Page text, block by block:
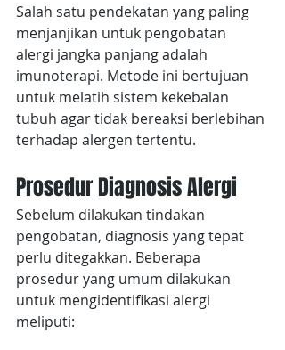
Salah satu pendekatan yang paling
menjanjikan untuk pengobatan
alergi jangka panjang adalah
imunoterapi. Metode ini bertujuan
untuk melatih sistem kekebalan
tubuh agar tidak bereaksi berlebihan
terhadap alergen tertentu.
Prosedur Diagnosis Alergi
Sebelum dilakukan tindakan
pengobatan, diagnosis yang tepat
perlu ditegakkan. Beberapa
prosedur yang umum dilakukan
untuk mengidentifikasi alergi
meliputi: